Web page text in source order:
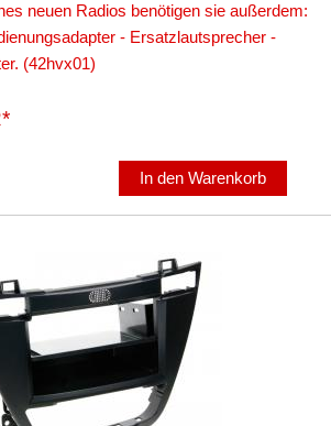
neuen Radios benötigen sie außerdem:
- Ersatzlautsprecher -
(42hvx01)
In den Warenkorb